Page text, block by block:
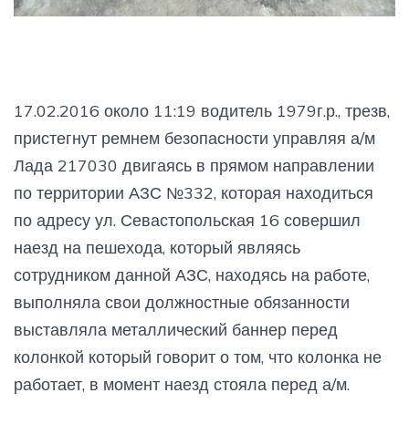
17.02.2016 около 11:19 водитель 1979г.р., трезв,
пристегнут ремнем безопасности управляя а/м
Лада 217030 двигаясь в прямом направлении
по территории АЗС №332, которая находиться
по адресу ул. Севастопольская 16 совершил
наезд на пешехода, который являясь
сотрудником данной АЗС, находясь на работе,
выполняла свои должностные обязанности
выставляла металлический баннер перед
колонкой который говорит о том, что колонка не
работает, в момент наезд стояла перед а/м.